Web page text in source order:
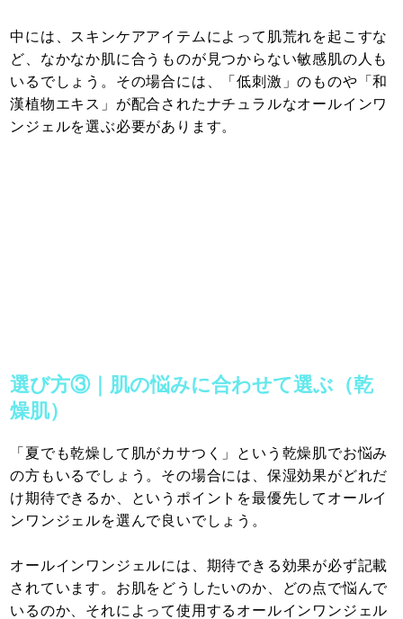
中には、スキンケアアイテムによって肌荒れを起こすな
ど、なかなか肌に合うものが見つからない敏感肌の人も
いるでしょう。その場合には、「低刺激」のものや「和
漢植物エキス」が配合されたナチュラルなオールインワ
ンジェルを選ぶ必要があります。
選び方③｜肌の悩みに合わせて選ぶ（乾
燥肌）
「夏でも乾燥して肌がカサつく」という乾燥肌でお悩み
の方もいるでしょう。その場合には、保湿効果がどれだ
け期待できるか、というポイントを最優先してオールイ
ンワンジェルを選んで良いでしょう。
オールインワンジェルには、期待できる効果が必ず記載
されています。お肌をどうしたいのか、どの点で悩んで
いるのか、それによって使用するオールインワンジェル